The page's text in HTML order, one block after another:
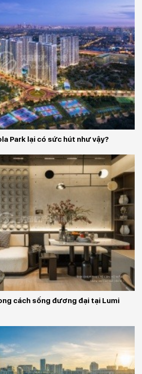
Park lại có sức hút như vậy?
cách sống đương đại tại Lumi